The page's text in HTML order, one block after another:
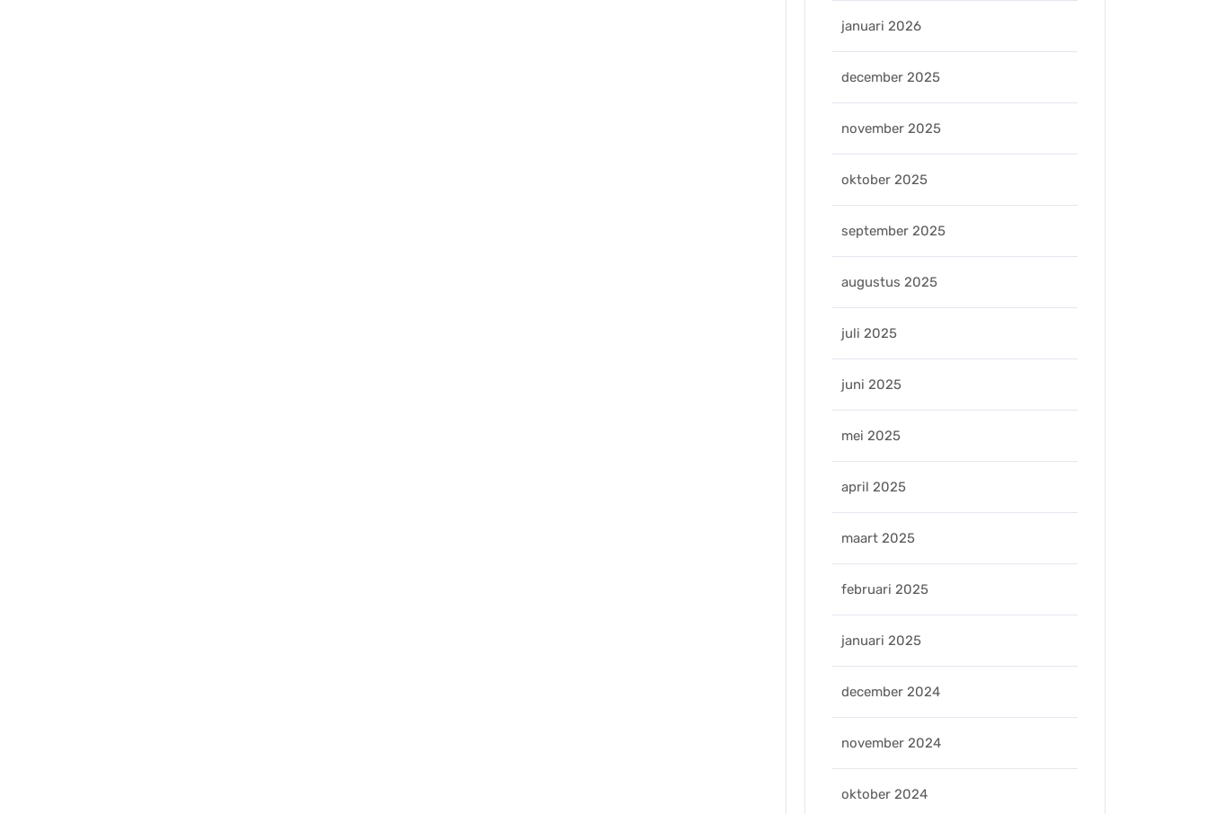
januari 2026
december 2025
november 2025
oktober 2025
september 2025
augustus 2025
juli 2025
juni 2025
mei 2025
april 2025
maart 2025
februari 2025
januari 2025
december 2024
november 2024
oktober 2024